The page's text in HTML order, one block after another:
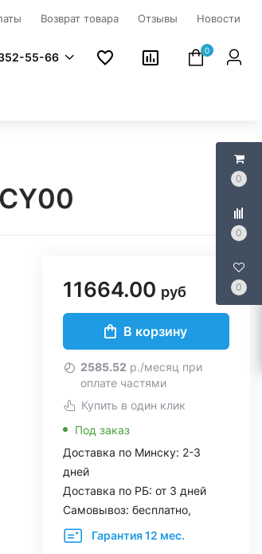
0
0
0
Возврат товара Отзывы Новости
55-66
0
11664.00 руб
В корзину
2585.52 р./месяц при
оплате частями
Купить в один клик
Под заказ
Доставка по Минску: 2-3
дней
Доставка по РБ: от 3 дней
Самовывоз: бесплатно,
Гарантия 12 мес.